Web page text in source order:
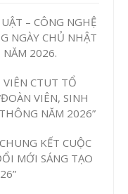
– CÔNG NGHỆ
NGÀY CHỦ NHẬT
2026.
CTUT TỔ
VIÊN, SINH
NĂM 2026”
KẾT CUỘC
MỚI SÁNG TẠO